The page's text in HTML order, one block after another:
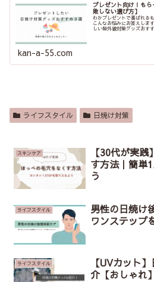
プレゼント向け！も
敗しない選び方】
わかプレゼントで喜ばれる
こんなお悩みにお答えしま
しい紫外線対策グッズおす
kan-a-55.com
ライフスタイル 日焼け対策
スキンケア
【30代が実
す方法｜簡単
う
ライフスタイル
男性の日焼け
ワンステップ
ライフスタイル
【UVカット
介【おしゃれ】